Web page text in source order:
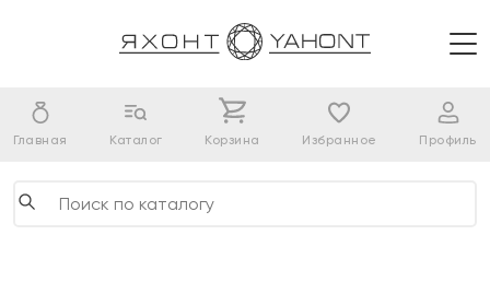
Главная Каталог Корзина Избранное Профиль